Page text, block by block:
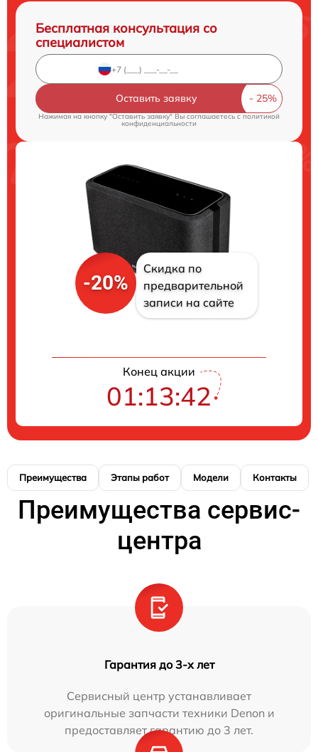
Бесплатная консультация со
специалистом
Оставить заявку
Нажимая на кнопку "Оставить заявку" Вы соглашаетесь c политикой
конфиденциальности
-20%
Скидка по
предварительной
записи на сайте
Конец акции
01:13:41
Преимущества Этапы работ Модели Контакты
Преимущества сервис-
центра
Гарантия до 3-х лет
Сервисный центр устанавливает
оригинальные запчасти техники Denon и
предоставляет гарантию до 3 лет.